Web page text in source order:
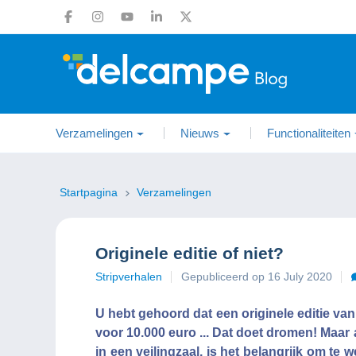
Verzamelingen Nieuws Functionaliteiten
Startpagina Verzamelingen
Originele editie of niet?
Stripverhalen Gepubliceerd op 16 July 2020
U hebt gehoord dat een originele editie
voor 10.000 euro ... Dat doet dromen!
in een veilingzaal, is het belangrijk om te